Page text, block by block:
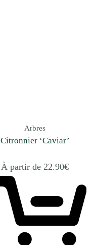
Arbres
Citronnier ‘Caviar’
À partir de 22.90€